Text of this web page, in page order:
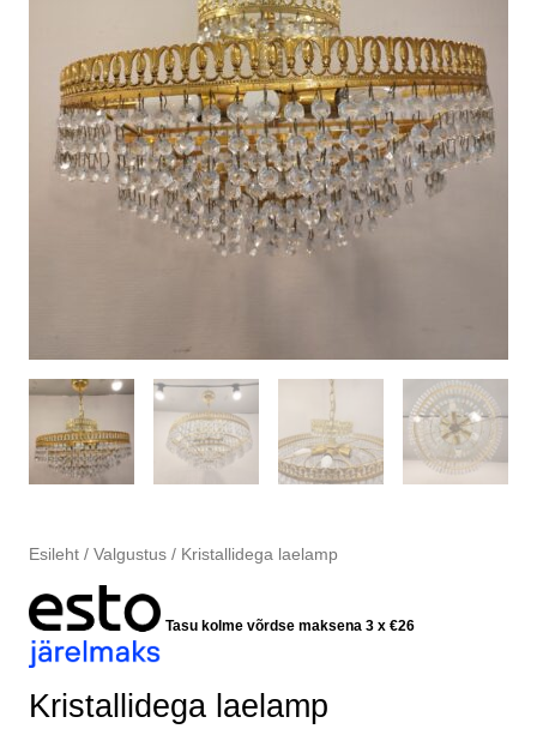
Esileht/ Valgustus/ Kristallidega laelamp
Tasu kolme võrdse maksena 3 x €26
Kristallidega laelamp